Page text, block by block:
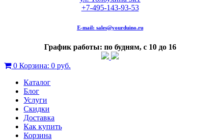
+7-495-143-93-53
E-mail: sales@yourduino.ru
График работы: по будням, с 10 до 16
0 Корзина: 0 руб.
Каталог
Блог
Услуги
Скидки
Доставка
Как купить
Корзина